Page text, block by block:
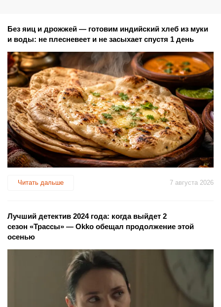
Без яиц и дрожжей — готовим индийский хлеб из муки
и воды: не плесневеет и не засыхает спустя 1 день
Читать дальше 7 августа 2026
Лучший детектив 2024 года: когда выйдет 2
сезон «Трассы» — Okko обещал продолжение этой
осенью